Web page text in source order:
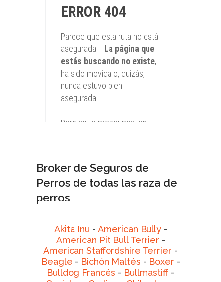
Broker de Seguros de
Perros de todas las raza de
perros
Akita Inu - American Bully-
American Pit Bull Terrier -
American Staffordshire Terrier -
Beagle - Bichón Maltés - Boxer -
Bulldog Francés - Bullmastiff -